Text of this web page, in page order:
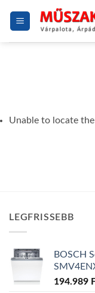
Unable to locate
LEGFRISSEBB
BOSCH
194.989